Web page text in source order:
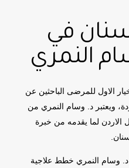
في
النمري
الاول للمرضى الباحثين عن
ويعتبر د. وسام النمري من
الاردن لما يقدمه من خبرة
د. وسام النمري خطط علاجية